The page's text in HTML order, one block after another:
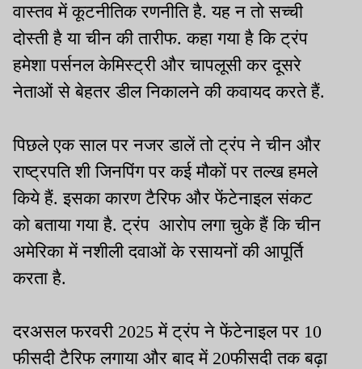
वास्तव में कूटनीतिक रणनीति है. यह न तो सच्ची
दोस्ती है या चीन की तारीफ. कहा गया है कि ट्रंप
हमेशा पर्सनल केमिस्ट्री और चापलूसी कर दूसरे
नेताओं से बेहतर डील निकालने की कवायद करते हैं.
पिछले एक साल पर नजर डालें तो ट्रंप ने चीन और
राष्ट्रपति शी जिनपिंग पर कई मौकों पर तल्ख हमले
किये हैं. इसका कारण टैरिफ और फेंटेनाइल संकट
को बताया गया है. ट्रंप आरोप लगा चुके हैं कि चीन
अमेरिका में नशीली दवाओं के रसायनों की आपूर्ति
करता है.
दरअसल फरवरी 2025 में ट्रंप ने फेंटेनाइल पर 10
फीसदी टैरिफ लगाया और बाद में 20फीसदी तक बढ़ा